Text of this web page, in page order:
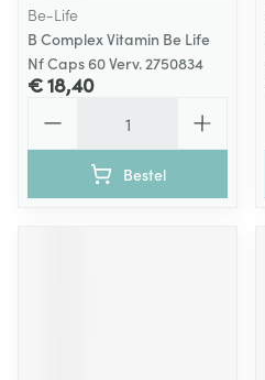
Be-Life
B Complex Vitamin Be Life
Nf Caps 60 Verv. 2750834
€ 18,40
Bestel